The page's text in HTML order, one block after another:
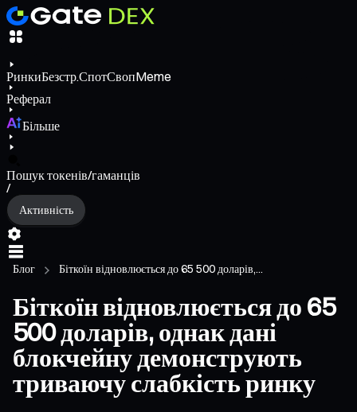
РинкиБезстр.СпотСвопMeme
Реферал
Більше
Пошук токенів/гаманців
/
Активність
Блог Біткоїн відновлюється до 65 500 доларів,...
Біткоїн відновлюється до 65
500 доларів, однак дані
блокчейну демонструють
триваючу слабкість ринку